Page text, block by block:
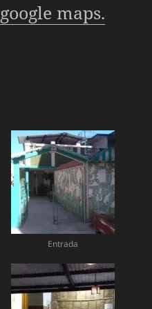
google maps.
Entrada